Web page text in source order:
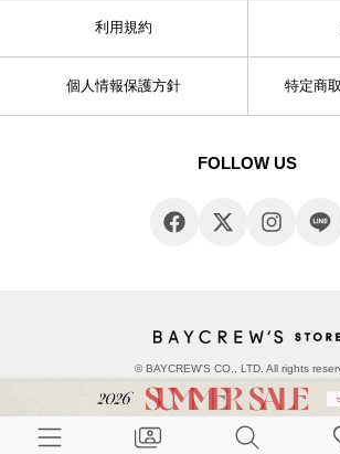
利用規約
個人情報保護方針 特定商
FOLLOW US
© BAYCREW’S CO., LTD. All rights